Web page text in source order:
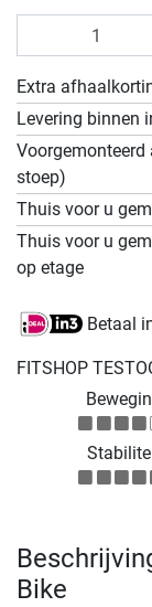
FITSHOP
Extra
Levering binnen
Voorgemonteerd
stoep)
Thuis voor u
Thuis voor u
op etage
Betaal
Bike